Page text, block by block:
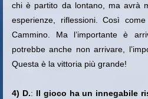
chi è partito da lontano, ma avrà
esperienze, riflessioni. Così
Cammino. Ma l’importante è
potrebbe anche non arrivare,
Questa è la vittoria più grande!
4) D.: Il gioco ha un innegabile